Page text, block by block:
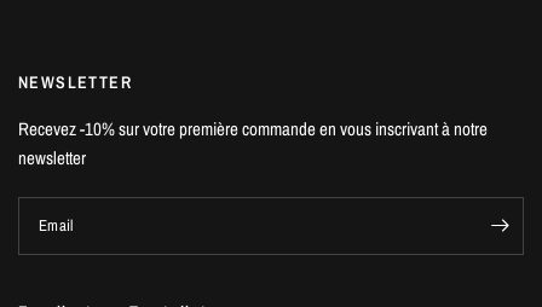
NEWSLETTER
Recevez -10% sur votre première commande en vous inscrivant à notre
newsletter
Email